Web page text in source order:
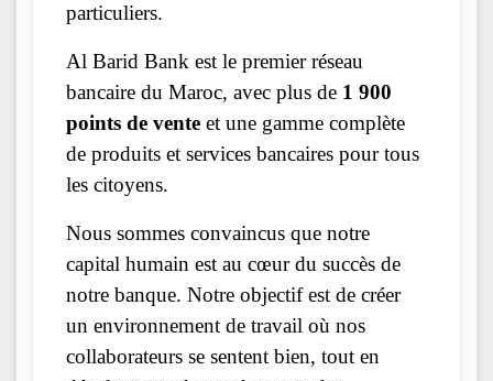
particuliers.
Al Barid Bank est le premier réseau
bancaire du Maroc, avec plus de 1 900
points de vente et une gamme complète
de produits et services bancaires pour tous
les citoyens.
Nous sommes convaincus que notre
capital humain est au cœur du succès de
notre banque. Notre objectif est de créer
un environnement de travail où nos
collaborateurs se sentent bien, tout en